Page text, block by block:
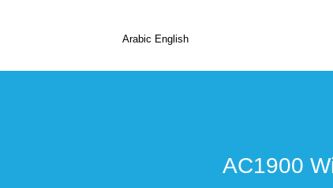
English
Arabic